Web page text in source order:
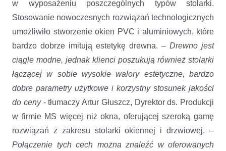
w wyposażeniu poszczególnych typów stolarki.
Stosowanie nowoczesnych rozwiązań technologicznych
umożliwiło stworzenie okien PVC i aluminiowych, które
bardzo dobrze imitują estetykę drewna. – Drewno jest
ciągle modne, jednak klienci poszukują również stolarki
łączącej w sobie wysokie walory estetyczne, bardzo
dobre parametry użytkowe i korzystny stosunek jakości
do ceny - tłumaczy Artur Głuszcz, Dyrektor ds. Produkcji
w firmie MS więcej niż okna, oferującej szeroką gamę
rozwiązań z zakresu stolarki okiennej i drzwiowej. –
Połączenie tych cech można znaleźć w oferowanych